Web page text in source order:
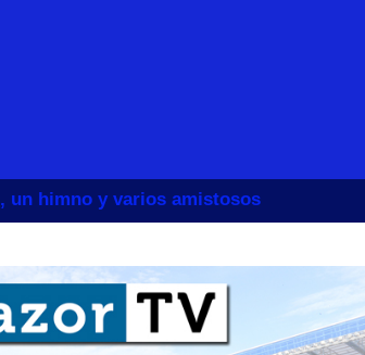
un himno y varios amistosos